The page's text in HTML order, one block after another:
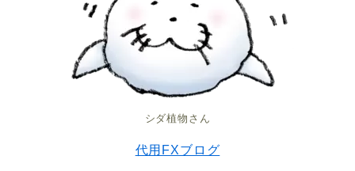
シダ植物さん
代用FXブログ